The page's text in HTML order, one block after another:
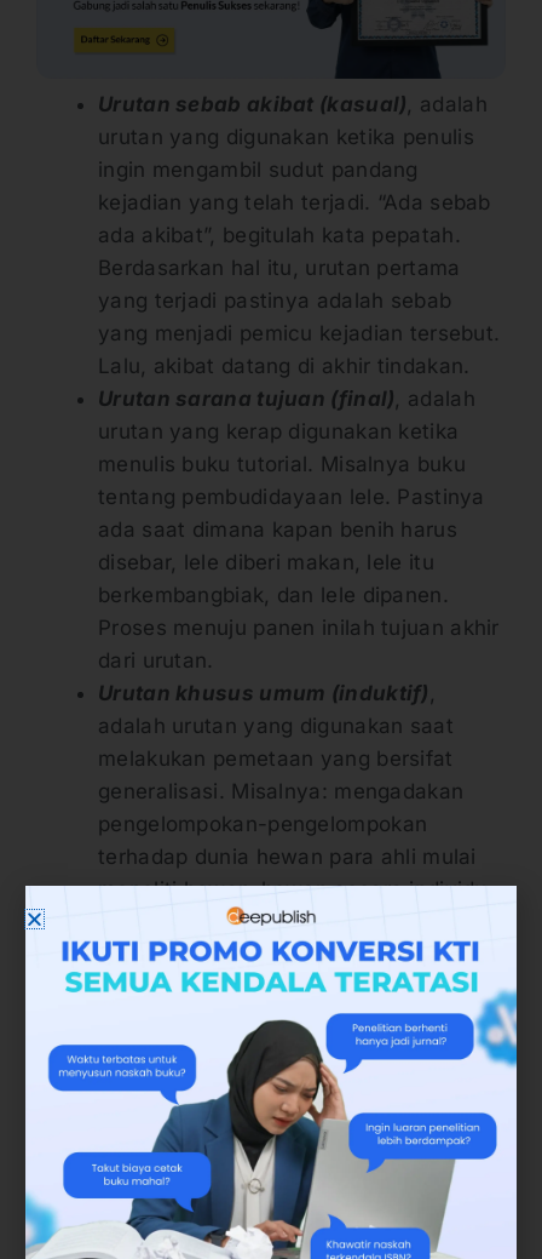
Urutan sebab akibat (kasual) , adalah
urutan yang digunakan ketika penulis
ingin mengambil sudut pandang
kejadian yang telah terjadi. “Ada sebab
ada akibat”, begitulah kata pepatah.
Berdasarkan hal itu, urutan pertama
yang terjadi pastinya adalah sebab
yang menjadi pemicu kejadian tersebut.
Lalu, akibat datang di akhir tindakan.
Urutan sarana tujuan (final) , adalah
urutan yang kerap digunakan ketika
menulis buku tutorial. Misalnya buku
tentang pembudidayaan lele. Pastinya
ada saat dimana kapan benih harus
disebar, lele diberi makan, lele itu
berkembangbiak, dan lele dipanen.
Proses menuju panen inilah tujuan akhir
dari urutan.
Urutan khusus umum (induktif)
adalah urutan yang digunakan saat
melakukan pemetaan yang bersifat
generalisasi. Misalnya: mengadakan
pengelompokan-pengelompokan
terhadap dunia hewan para ahli mulai
meneliti hewan-hewan secara individu,
kemudian menggabungkannya menjadi
keluraga, species, dan sebagainya.
Urutan umum khusus (deduktif),
adalah urutan yang digunakan saat
melakukan penelitian khusus terhadap
pemetaan generalitatif. Misalnya:
melakukan penelitian terhadap
lunturnya budaya adat Jawa, lalu
masuk kepada golongan tertentu, dan
akhirnya mencoba menemukan solusi
dari intisari setiap elemen yang